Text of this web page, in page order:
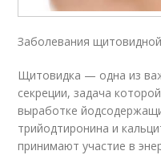
Заболевания
Щитовидка — одна из
секреции, задача
выработке
трийодтиронина и
принимают участие в